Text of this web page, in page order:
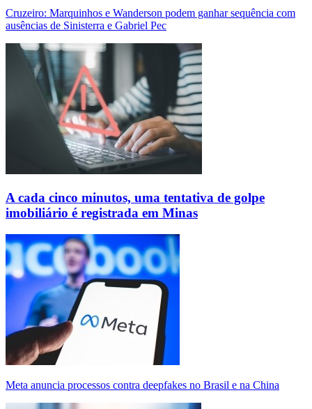
Cruzeiro: Marquinhos e Wanderson podem ganhar sequência com
ausências de Sinisterra e Gabriel Pec
A cada cinco minutos, uma tentativa de golpe
imobiliário é registrada em Minas
Meta anuncia processos contra deepfakes no Brasil e na China